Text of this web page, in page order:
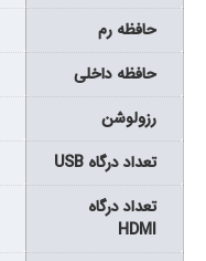
حافظه رم
حافظه داخلی
رزولوشن
تعداد درگاه USB
تعداد درگاه
HDMI